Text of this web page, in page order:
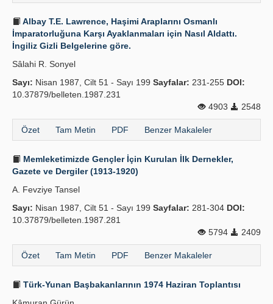
Albay T.E. Lawrence, Haşimi Araplarını Osmanlı
İmparatorluğuna Karşı Ayaklanmaları için Nasıl Aldattı.
İngiliz Gizli Belgelerine göre.
Sâlahi R. Sonyel
Sayı: Nisan 1987, Cilt 51 - Sayı 199 Sayfalar: 231-255 DOI:
10.37879/belleten.1987.231
4903
2548
Özet Tam Metin PDF Benzer Makaleler
Memleketimizde Gençler İçin Kurulan İlk Dernekler,
Gazete ve Dergiler (1913-1920)
A. Fevziye Tansel
Sayı: Nisan 1987, Cilt 51 - Sayı 199 Sayfalar: 281-304 DOI:
10.37879/belleten.1987.281
5794
2409
Özet Tam Metin PDF Benzer Makaleler
Türk-Yunan Başbakanlarının 1974 Haziran Toplantısı